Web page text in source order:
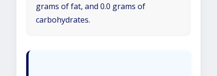
grams of fat, and 0.0 grams of
carbohydrates.